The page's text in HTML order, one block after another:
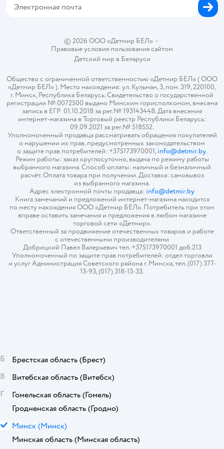
© 2026 ООО «Детмир БЕЛ»•
Правовые условия пользования сайтом
Детский мир в Беларуси
Общество с ограниченной ответственностью «Детмир БЕЛ» ( ООО
«Детмир БЕЛ» ). Место нахождения: ул. Кульман, 3, пом. 319, 220100,
г. Минск, Республика Беларусь. Свидетельство о государственной
регистрации № 0072500 выдано Минским горисполкомом, внесена
запись в ЕГР 01.10.2018 за рег.№ 193143448. Дата внесения
интернет-магазина в Торговый реестр Республики Беларусь:
09.09.2021 за рег.№ 518552.
Уполномоченный продавца рассматривать обращения покупателей
о нарушении их прав, предусмотренных законодательством
о защите прав потребителей: +375173970001,info@detmir.by.
Режим работы: заказ круглосуточно, выдача по режиму работы
выбранного магазина. Способ оплаты: наличный и безналичный
расчёт. Оплата товара при получении. Доставка: самовывоз
из выбранного магазина.
Адрес электронной почты продавца: info@detmir.by
Книга замечаний и предложений интернет-магазина находится
по месту нахождения ООО «Детмир БЕЛ». Потребитель при этом
вправе оставить замечания и предложения в любом магазине
торговой сети «Детмир».
Ответственный за продвижение отечественных товаров и работе
с отечественными производителями
Добрицкий Павел Валерьевич тел. +375173970001 доб.213
Уполномоченный по защите прав потребителей: отдел торговли
и услуг Администрация Советского района г. Минска, тел. (017) 377-
13-93, (017) 318-13-33.
Б Брестская область (Брест)
В
Витебская область (Витебск)
Г
Гомельская область (Гомель)
Гродненская область (Гродно)
М Минск (Минск)
Минская область (Минская область)